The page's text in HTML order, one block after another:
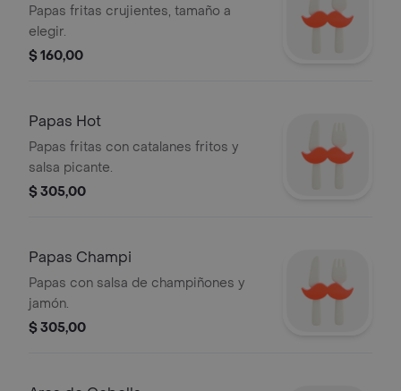
Papas fritas crujientes, tamaño a
elegir.
$ 160,00
Papas Hot
Papas fritas con catalanes fritos y
salsa picante.
$ 305,00
Papas Champi
Papas con salsa de champiñones y
jamón.
$ 305,00